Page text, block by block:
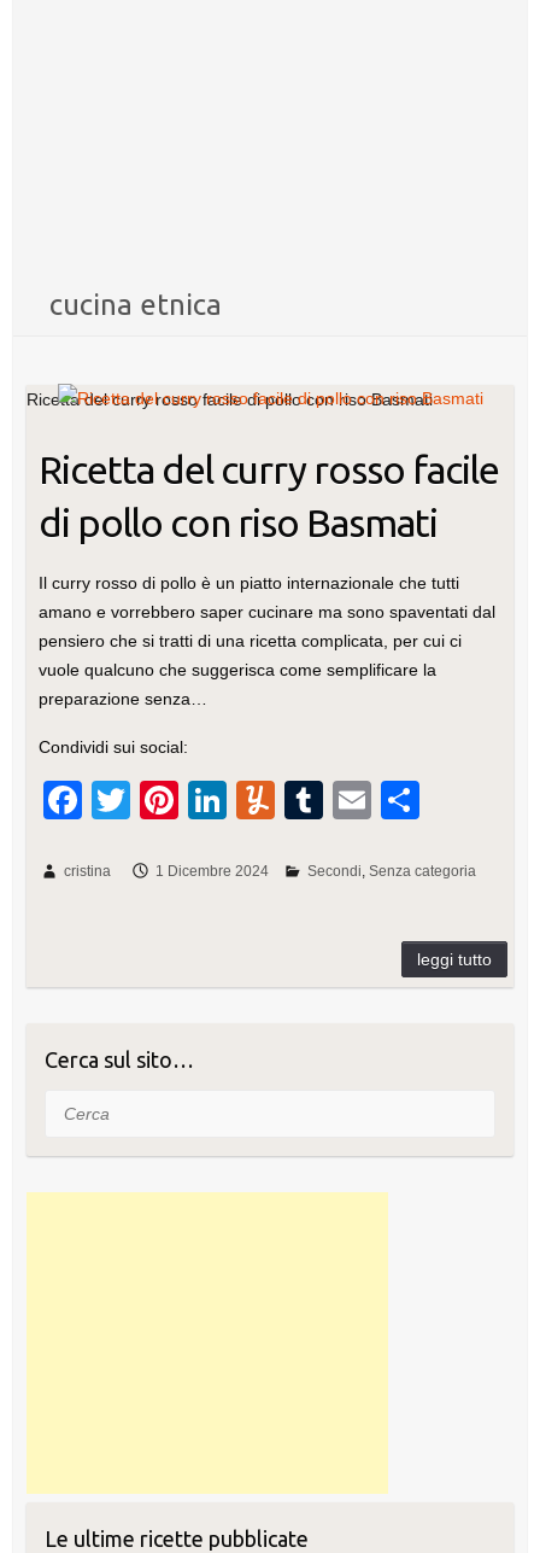
cucina etnica
Ricetta del curry rosso facile di pollo con riso Basmati
Ricetta del curry rosso facile
di pollo con riso Basmati
Il curry rosso di pollo è un piatto internazionale che tutti
amano e vorrebbero saper cucinare ma sono spaventati dal
pensiero che si tratti di una ricetta complicata, per cui ci
vuole qualcuno che suggerisca come semplificare la
preparazione senza…
Condividi sui social:
F
c
o
k
T
tt
Pi
er
Li
k
n
Y
m
T
m
E
ail n
vi
di
cristina 1 Dicembre 2024 Secondi Senza categoria
Cerca sul sito…
Cerca
Le ultime ricette pubblicate